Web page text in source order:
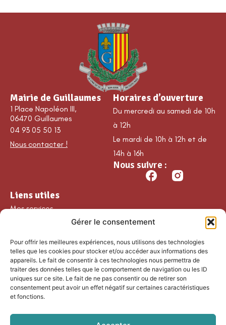
Gérer le consentement
Pour offrir les meilleures expériences, nous utilisons des technologies
telles que les cookies pour stocker et/ou accéder aux informations des
appareils. Le fait de consentir à ces technologies nous permettra de
traiter des données telles que le comportement de navigation ou les ID
uniques sur ce site. Le fait de ne pas consentir ou de retirer son
consentement peut avoir un effet négatif sur certaines caractéristiques
et fonctions.
Mairie de Guillaumes
1 Place Napoléon III,
06470 Guillaumes
04 93 05 50 13
Nous contacter !
Horaires d’ouverture
Du mercredi au samedi de 10h
à 12h
Le mardi de 10h à 12h et de
14h à 16h
Nous suivre :
Liens utiles
Mes services
Nos loisirs
Agenda
Les temps forts
Partenaires et